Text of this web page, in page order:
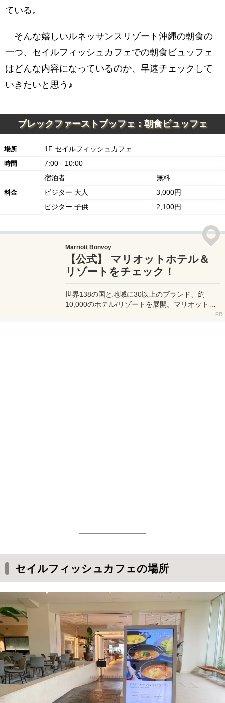
ドリンクコーナー
フレッシュジュースコーナー
無料でいただけるお得なルネッサンス沖縄の朝
食
お問い合わせ
ている。
そんな嬉しいルネッサンスリゾート沖縄の朝食の
一つ、セイルフィッシュカフェでの朝食ビュッフェ
はどんな内容になっているのか、早速チェックして
いきたいと思う♪
ブレックファーストブッフェ：朝食ビュッフェ
場所 1F セイルフィッシュカフェ
時間 7:00 - 10:00
料金
宿泊者
無料
ビジター 大人
3,000円
ビジター 子供
2,100円
Marriott Bonvoy
【公式】 マリオットホテル＆
リゾートをチェック！
世界138の国と地域に30以上のブランド、約
10,000のホテル/リゾートを展開。マリオット提
携ホテル予約は一番お得なマリオット公式サイト
セイルフィッシュカフェの場所